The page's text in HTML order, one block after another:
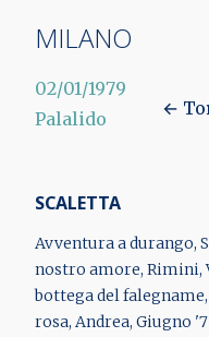
BRICIOLE
PANE
MILANO
02/01/1979
Palalido
←
SCALETTA
Avventura a durango,
nostro amore, Rimini,
bottega del
rosa, Andrea, Giugno